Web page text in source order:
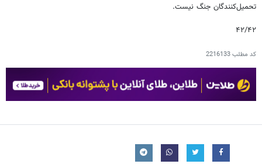
تحمیل‌کنندگان جنگ نیست.
۴۲/۴۲
کد مطلب2216133